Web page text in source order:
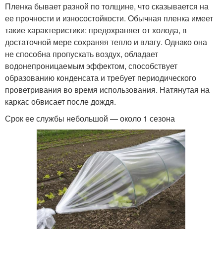
Пленка бывает разной по толщине, что сказывается на
ее прочности и износостойкости. Обычная пленка имеет
такие характеристики: предохраняет от холода, в
достаточной мере сохраняя тепло и влагу. Однако она
не способна пропускать воздух, обладает
водонепроницаемым эффектом, способствует
образованию конденсата и требует периодического
проветривания во время использования. Натянутая на
каркас обвисает после дождя.
Срок ее службы небольшой — около 1 сезона